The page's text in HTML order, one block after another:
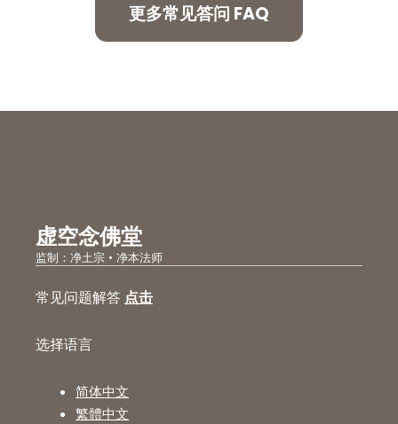
更多常见答问 FAQ
虚空念佛堂
监制：净土宗 • 净本法师
常见问题解答 点击
选择语言
简体中文
繁體中文